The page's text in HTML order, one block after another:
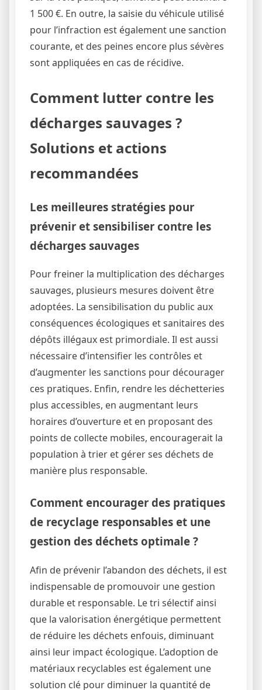
1 500 €. En outre, la saisie du véhicule utilisé
pour l’infraction est également une sanction
courante, et des peines encore plus sévères
sont appliquées en cas de récidive.
Comment lutter contre les
décharges sauvages ?
Solutions et actions
recommandées
Les meilleures stratégies pour
prévenir et sensibiliser contre les
décharges sauvages
Pour freiner la multiplication des décharges
sauvages, plusieurs mesures doivent être
adoptées. La sensibilisation du public aux
conséquences écologiques et sanitaires des
dépôts illégaux est primordiale. Il est aussi
nécessaire d’intensifier les contrôles et
d’augmenter les sanctions pour décourager
ces pratiques. Enfin, rendre les déchetteries
plus accessibles, en augmentant leurs
horaires d’ouverture et en proposant des
points de collecte mobiles, encouragerait la
population à trier et gérer ses déchets de
manière plus responsable.
Comment encourager des pratiques
de recyclage responsables et une
gestion des déchets optimale ?
Afin de prévenir l’abandon des déchets, il est
indispensable de promouvoir une gestion
durable et responsable. Le tri sélectif ainsi
que la valorisation énergétique permettent
de réduire les déchets enfouis, diminuant
ainsi leur impact écologique. L’adoption de
matériaux recyclables est également une
solution clé pour diminuer la quantité de